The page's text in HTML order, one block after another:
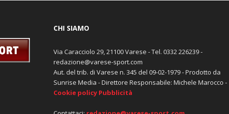
CHI SIAMO
Via Caracciolo 29, 21100 Varese - Tel. 0332 226239 -
redazione@varese-sport.com
Aut. del trib. di Varese n. 345 del 09-02-1979 - Prodotto da
Sunrise Media - Direttore Responsabile: Michele Marocco -
Cookie policy Pubblicità